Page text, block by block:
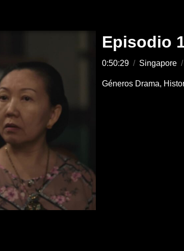
Episodio
0:50:29 / Singapore /
Géneros Drama